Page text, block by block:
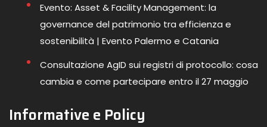
Evento: Asset & Facility Management: la
governance del patrimonio tra efficienza e
sostenibilità | Evento Palermo e Catania
Consultazione AgID sui registri di protocollo: cosa
cambia e come partecipare entro il 27 maggio
Informative e Policy